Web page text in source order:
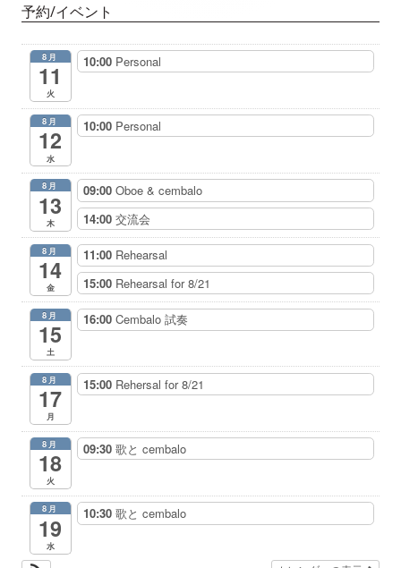
ン
ド
バ
予約/イベント
8月
11
火
10:00 Personal
8月
12
水
10:00 Personal
8月
13
木
09:00 Oboe & cembalo
14:00 交流会
8月
14
金
11:00 Rehearsal
15:00 Rehearsal for 8/21
8月
15
土
16:00 Cembalo 試奏
8月
17
月
15:00 Rehersal for 8/21
8月
18
火
09:30 歌と cembalo
8月
19
水
10:30 歌と cembalo